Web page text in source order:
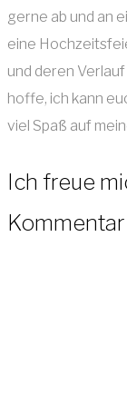
gerne ab und an
eine
und deren
hoffe, ich kann
viel Spaß auf
Ich freue